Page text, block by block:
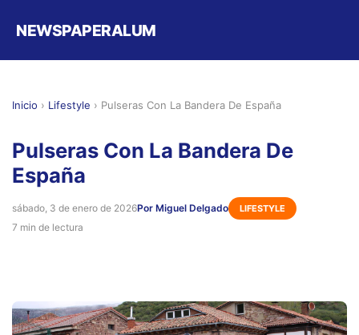
NEWSPAPERALUM
Inicio › Lifestyle › Pulseras Con La Bandera De España
Pulseras Con La Bandera De
España
sábado, 3 de enero de 2026Por Miguel Delgado LIFESTYLE
7 min de lectura